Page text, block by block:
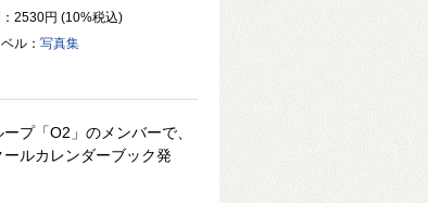
2530円 (10%税込)
ル： 写真集
プ「O2」のメンバーで、
ルカレンダーブック発